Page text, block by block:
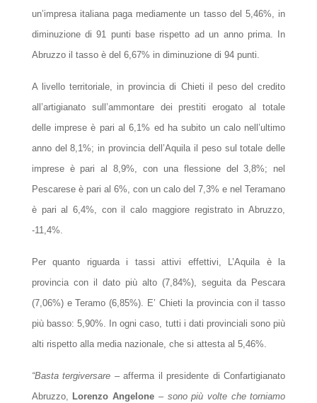
un’impresa italiana paga mediamente un tasso del 5,46%, in
diminuzione di 91 punti base rispetto ad un anno prima. In
Abruzzo il tasso è del 6,67% in diminuzione di 94 punti.
A livello territoriale, in provincia di Chieti il peso del credito
all’artigianato sull’ammontare dei prestiti erogato al totale
delle imprese è pari al 6,1% ed ha subito un calo nell’ultimo
anno del 8,1%; in provincia dell’Aquila il peso sul totale delle
imprese è pari al 8,9%, con una flessione del 3,8%; nel
Pescarese è pari al 6%, con un calo del 7,3% e nel Teramano
è pari al 6,4%, con il calo maggiore registrato in Abruzzo,
-11,4%.
Per quanto riguarda i tassi attivi effettivi, L’Aquila è la
provincia con il dato più alto (7,84%), seguita da Pescara
(7,06%) e Teramo (6,85%). E’ Chieti la provincia con il tasso
più basso: 5,90%. In ogni caso, tutti i dati provinciali sono più
alti rispetto alla media nazionale, che si attesta al 5,46%.
“Basta tergiversare –afferma il presidente di Confartigianato
Abruzzo, Lorenzo Angelone – sono più volte che torniamo